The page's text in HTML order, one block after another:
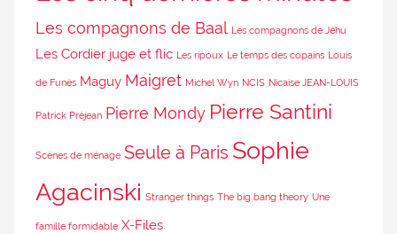
Les compagnons de Baal Les compagnons de Jéhu
Les Cordier juge et flic Les ripoux Le temps des copains Louis
de Funès Maguy Maigret Michel Wyn NCIS Nicaise JEAN-LOUIS
Patrick Préjean Pierre Mondy Pierre Santini
Scènes de ménage Seule à Paris Sophie
Agacinski Stranger things The big bang theory Une
famille formidable X-Files